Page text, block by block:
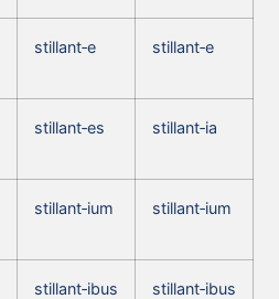
stillant‑e stillant‑e
stillant‑es stillant‑ia
stillant‑ium stillant‑ium
stillant‑ibus stillant‑ibus